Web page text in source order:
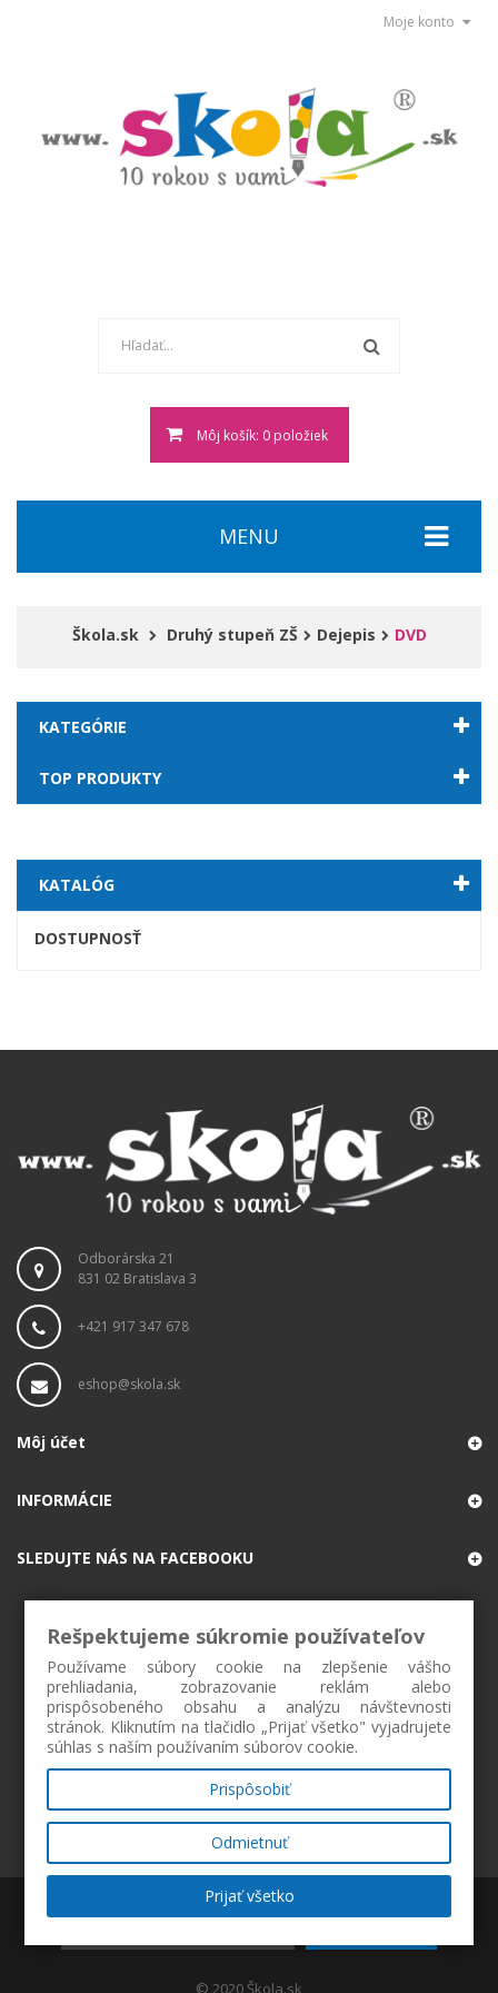
Moje konto
Môj košík: 0 položiek
MENU
Škola.sk Druhý stupeň ZŠ Dejepis DVD
KATEGÓRIE
TOP PRODUKTY
KATALÓG
DOSTUPNOSŤ
Odborárska 21
831 02 Bratislava 3
+421 917 347 678
eshop@skola.sk
Môj účet
INFORMÁCIE
SLEDUJTE NÁS NA FACEBOOKU
© 2020 Škola.sk
Rešpektujeme súkromie používateľov
Používame súbory cookie na zlepšenie vášho
prehliadania, zobrazovanie reklám alebo
prispôsobeného obsahu a analýzu návštevnosti
stránok. Kliknutím na tlačidlo „Prijať všetko" vyjadrujete
súhlas s naším používaním súborov cookie.
Prispôsobiť
Odmietnuť
Prijať všetko